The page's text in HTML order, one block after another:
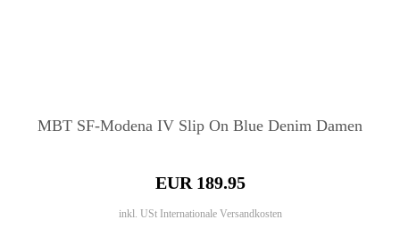
MBT SF-Modena IV Slip On Blue Denim Damen
EUR 189.95
inkl. USt Internationale Versandkosten